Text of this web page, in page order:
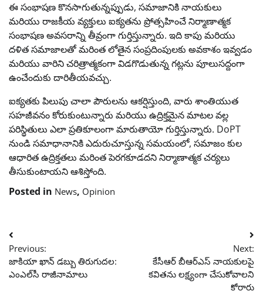
ఈ సంభాషణ కొనసాగుతున్నప్పుడు, సమాజానికి నాయకులు
మరియు రాజకీయ వ్యక్తులు ఐక్యతను ప్రోత్సహించే నిర్మాణాత్మక
సంభాషణ అవసరాన్ని తీవ్రంగా గుర్తిస్తున్నారు. ఇది కాపు మరియు
దళిత సమాజాలతో మరింత లోతైన సంప్రదింపులకు అవకాశం ఇవ్వడం
మరియు వారిని చరిత్రాత్మకంగా విడగొడుతున్న గట్లను పూలుసద్దంగా
ఉంచేందుకు దారితీయవచ్చు.
ఐక్యతకు పిలుపు చాలా పౌరులను ఆకర్షిస్తుంది, వారు శాంతియుత
సహజీవనం కోరుకుంటున్నారు మరియు ఉద్రిక్తమైన మాటల వల్ల
పరిస్థితులు ఎలా ప్రతికూలంగా మారుతాయో గుర్తిస్తున్నారు. DoPT
నుండి సమాధానానికి ఎదురుచూస్తున్న సమయంలో, సమాజం కుల
ఆధారిత ఉద్రిక్తతలు మరింత పెరగకూడదని నిర్మాణాత్మక చర్యలు
తీసుకుంటాయని ఆశిస్తోంది.
Posted in News, Opinion
Post
navigation
Previous:
జాకియా ఖాన్‌ డబ్బు తిరుగుదల:
ఎంఎల్‌సీ రాజీనామాలు
Next:
కేసీఆర్ బీఆర్‌ఎస్ నాయకులపై
కవితను లక్ష్యంగా చేసుకోవాలని
కోరారు